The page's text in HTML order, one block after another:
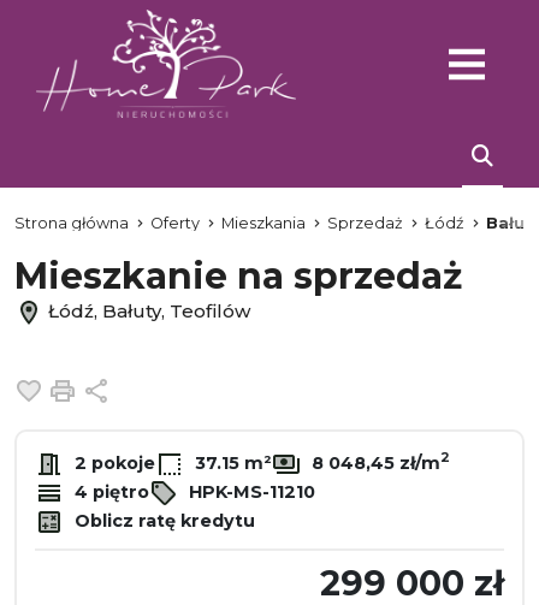
Strona główna Oferty Mieszkania Sprzedaż Łódź
Mieszkanie na sprzedaż
Łódź, Bałuty, Teofilów
Dodaj do ulubionych
Drukuj
2 pokoje 37.15 m² 8 048,45 zł/m2
4 piętro
HPK-MS-11210
Oblicz ratę kredytu
299 000 zł